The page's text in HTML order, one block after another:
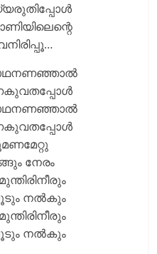
നേരം
നല്‍കും
നല്‍കും